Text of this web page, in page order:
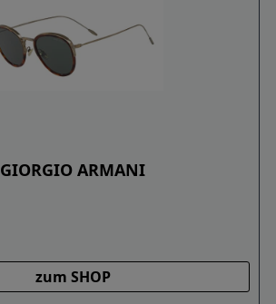
GIORGIO ARMANI
zum SHOP